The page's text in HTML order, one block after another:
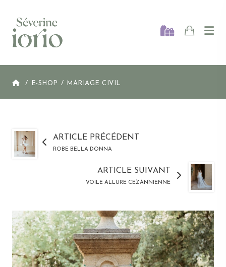
ACCUEILE-SHOP MARIAGE CIVIL
ARTICLE PRÉCÉDENT
ROBE BELLA DONNA
ARTICLE SUIVANT
VOILE ALLURE CEZANNIENNE